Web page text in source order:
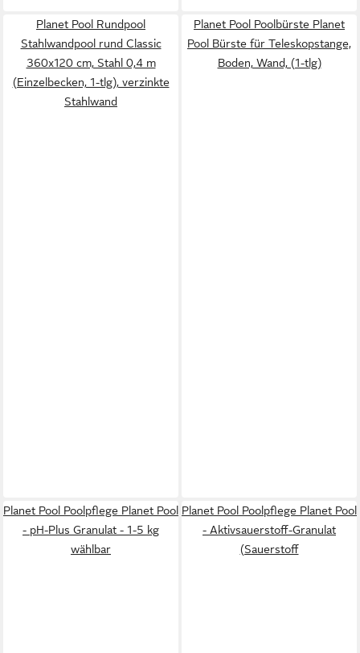
Planet Pool Rundpool
Stahlwandpool rund Classic
360x120 cm, Stahl 0,4 m
(Einzelbecken, 1-tlg), verzinkte
Stahlwand
Planet Pool Poolbürste Planet
Pool Bürste für Teleskopstange,
Boden, Wand, (1-tlg)
Planet Pool Poolpflege Planet Pool
- pH-Plus Granulat - 1-5 kg
wählbar
Planet Pool Poolpflege Planet Pool
- Aktivsauerstoff-Granulat
(Sauerstoff